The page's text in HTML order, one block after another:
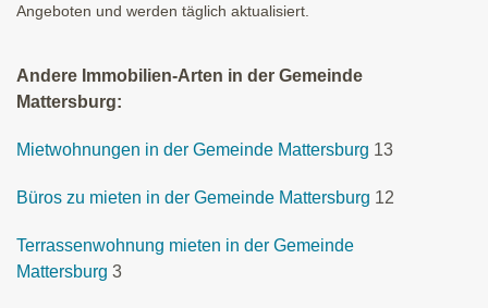
Angeboten und werden täglich aktualisiert.
Andere Immobilien-Arten in der Gemeinde
Mattersburg:
Mietwohnungen in der Gemeinde Mattersburg 13
Büros zu mieten in der Gemeinde Mattersburg 12
Terrassenwohnung mieten in der Gemeinde
Mattersburg 3